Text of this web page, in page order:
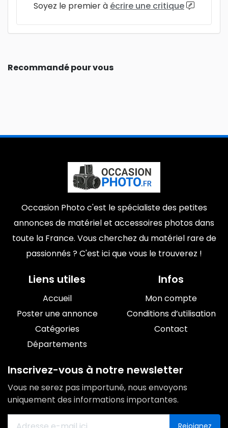
Soyez le premier à écrire une critique
Recommandé pour vous
Occasion Photo c'est le spécialiste des petites
annonces de matériel et accessoires photos dans
toute la France. Vous cherchez du matériel rare de
passionnés ? C'est ici que vous le trouverez !
Liens utiles
Accueil
Poster une annonce
Catégories
Départements
Infos
Mon compte
Conditions d’utilisation
Contact
Inscrivez-vous à notre newsletter
Vous ne serez pas importuné, nous envoyons
uniquement des informations importantes.
Rejoignez